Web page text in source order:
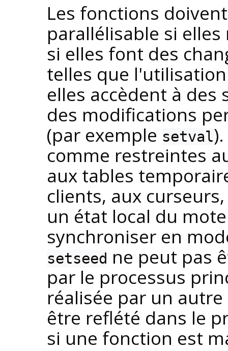
Les fonctions
parallélisable si
si elles font des
telles que
elles accèdent à
des modifications
(par exemple setval
comme restreintes
aux tables
clients, aux
un état local du
synchroniser en
setseed ne peut pas
par le processus
réalisée par un
être reflété dans le
si une fonction est